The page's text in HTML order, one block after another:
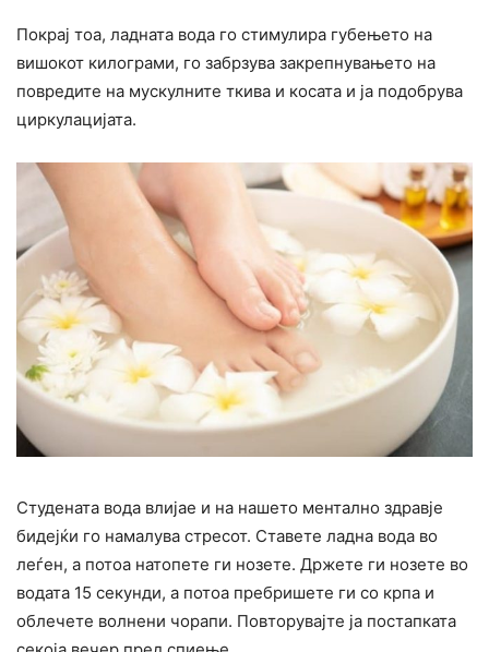
Покрај тоа, ладната вода го стимулира губењето на
вишокот килограми, го забрзува закрепнувањето на
повредите на мускулните ткива и косата и ја подобрува
циркулацијата.
Студената вода влијае и на нашето ментално здравје
бидејќи го намалува стресот. Ставете ладна вода во
леѓен, а потоа натопете ги нозете. Држете ги нозете во
водата 15 секунди, а потоа пребришете ги со крпа и
облечете волнени чорапи. Повторувајте ја постапката